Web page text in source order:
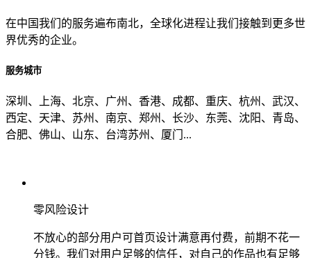
在中国我们的服务遍布南北，全球化进程让我们接触到更多世
界优秀的企业。
服务城市
深圳、上海、北京、广州、香港、成都、重庆、杭州、武汉、
西定、天津、苏州、南京、郑州、长沙、东莞、沈阳、青岛、
合肥、佛山、山东、台湾苏州、厦门...
零风险设计
不放心的部分用户可首页设计满意再付费，前期不花一
分钱。我们对用户足够的信任，对自己的作品也有足够